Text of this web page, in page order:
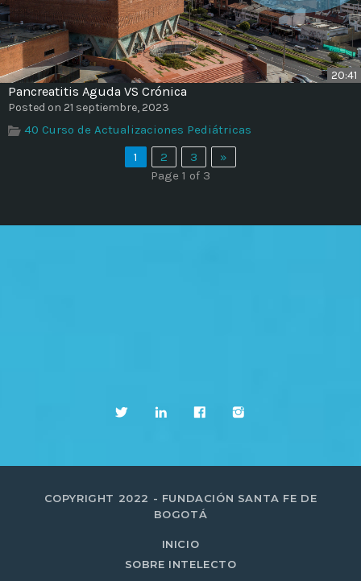
20:41
Pancreatitis Aguda VS Crónica
Posted on 21 septiembre, 2023
40 Curso de Actualizaciones Pediátricas
1
2 3
»
Page 1 of 3
COPYRIGHT 2022 - FUNDACIÓN SANTA FE DE
BOGOTÁ
INICIO
SOBRE INTELECTO